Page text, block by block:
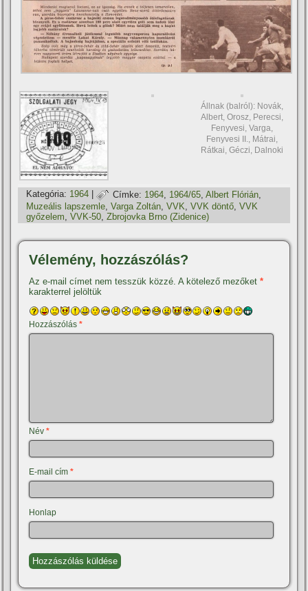
Állnak (balról): Novák,
Albert, Orosz, Perecsi,
Fenyvesi, Varga,
Fenyvesi II., Mátrai,
Rátkai, Géczi, Dalnoki
Kategória: 1964 | Címke: 1964 1964/65 ,Albert Flórián
Muzeális lapszemle,Varga Zoltán,VVK,VVK döntő,VVK
győzelem,VVK-50,Zbrojovka Brno (Zidenice)
Vélemény, hozzászólás?
Az e-mail címet nem tesszük közzé. A kötelező mezőket*
karakterrel jelöltük
Hozzászólás*
Név*
E-mail cím*
Honlap